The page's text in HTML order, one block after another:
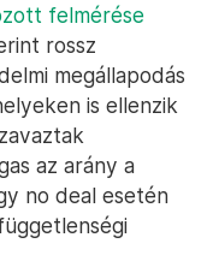
felmérése
rossz
megállapodás
is ellenzik
az arány a
no deal esetén